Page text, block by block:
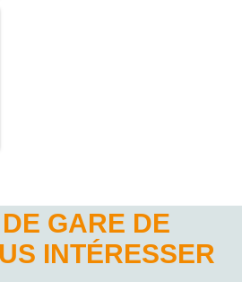
GARE DE
INTÉRESSER